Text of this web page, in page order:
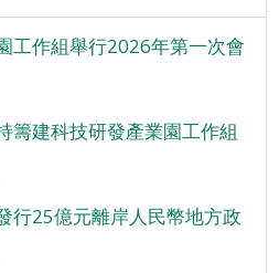
工作組舉行2026年第一次會
籌建科技研發產業園工作組
行25億元離岸人民幣地方政